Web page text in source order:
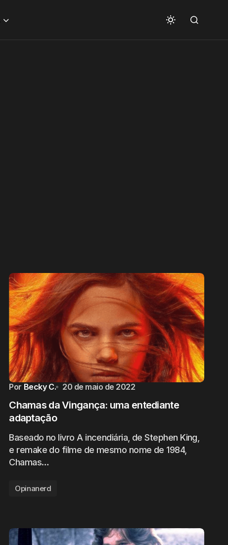
Por Becky C. 20 de maio de 2022
Chamas da Vingança: uma entediante
adaptação
Baseado no livro A incendiária, de Stephen King,
e remake do filme de mesmo nome de 1984,
Chamas…
Opinanerd